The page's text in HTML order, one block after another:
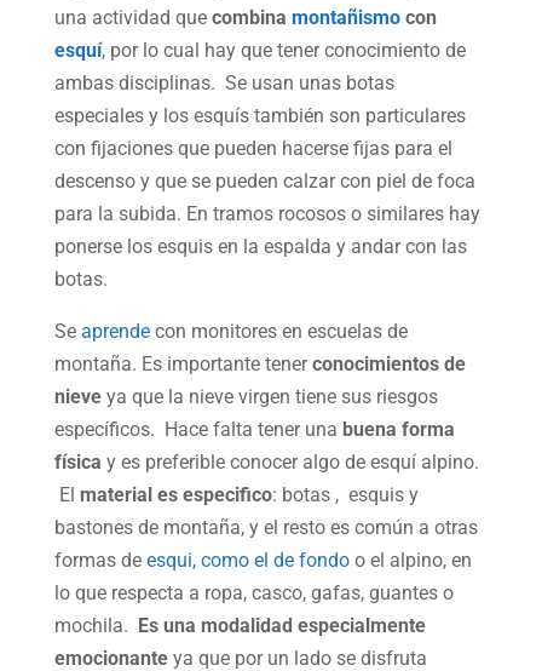
una actividad que combina montañismocon
esquí, por lo cual hay que tener conocimiento de
ambas disciplinas. Se usan unas botas
especiales y los esquís también son particulares
con fijaciones que pueden hacerse fijas para el
descenso y que se pueden calzar con piel de foca
para la subida. En tramos rocosos o similares hay
ponerse los esquis en la espalda y andar con las
botas.
Seaprendecon monitores en escuelas de
montaña. Es importante tenerconocimientos de
nieveya que la nieve virgen tiene sus riesgos
específicos. Hace falta tener una buena forma
física y es preferible conocer algo de esquí alpino.
El material es especifico: botas , esquis y
bastones de montaña, y el resto es común a otras
formas de esqui, como el de fondoo el alpino, en
lo que respecta a ropa, casco, gafas, guantes o
mochila. Es una modalidad especialmente
emocionanteya que por un lado se disfruta